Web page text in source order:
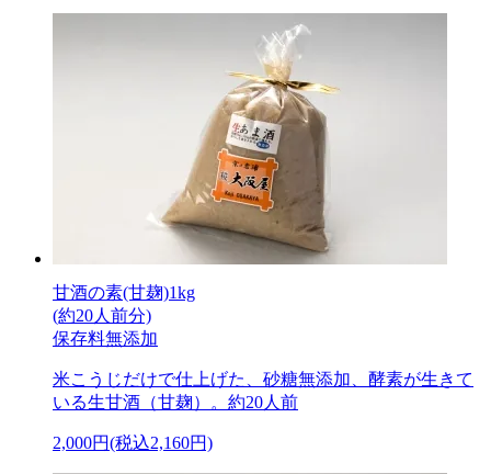
甘酒の素(甘麹)1kg
(約20人前分)
保存料無添加
米こうじだけで仕上げた、砂糖無添加、酵素が生きて
いる生甘酒（甘麹）。約20人前
2,000円(税込2,160円)